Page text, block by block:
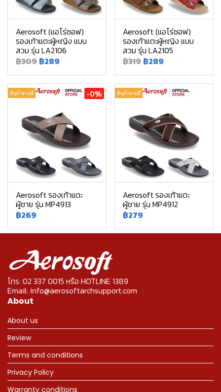
Aerosoft (แอโร่ซอฟ)
รองเท้าแตะผู้หญิง แบบ
สวม รุ่น LA2106
฿309 ฿289
Aerosoft (แอโร่ซอฟ)
รองเท้าแตะผู้หญิง แบบ
สวม รุ่น LA2105
฿319 ฿289
สินค้าขายดี -0%
Aerosoft รองเท้าแตะ
ผู้ชาย รุ่น MP4913
฿269
สินค้าขายดี
Aerosoft รองเท้าแตะ
ผู้ชาย รุ่น MP4912
฿279
โทร: 02 337 0015 หรือ HOTLINE 1389
Email: info@aerosoftarchsupport.com
About
About us
Review
Terms and conditions
Privacy Policy
Warranty conditions